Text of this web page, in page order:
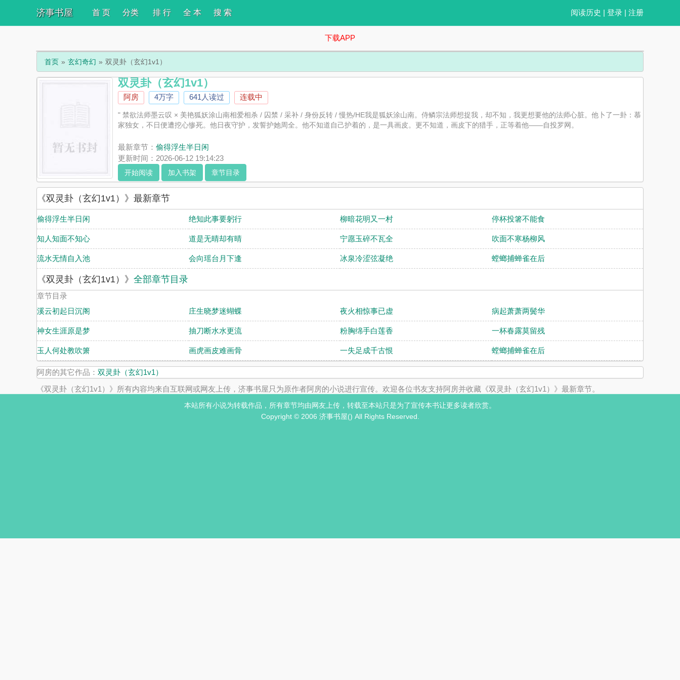
济事书屋 阅读历史 | 登录 | 注册
首 页 分类 排 行 全 本 搜 索
下载APP
首页 玄幻奇幻 双灵卦（玄幻1v1）
双灵卦（玄幻1v1）
阿房 4万字 641人读过 连载中
" 禁欲法师墨云叹 × 美艳狐妖涂山南相爱相杀 / 囚禁 / 采补 / 身份反转 / 慢热/HE我是狐妖涂山南。侍鳞宗法师想捉我，却不知，我更想要他的法师心脏。他卜了一卦：慕
家独女，不日便遭挖心惨死。他日夜守护，发誓护她周全。他不知道自己护着的，是一具画皮。更不知道，画皮下的猎手，正等着他——自投罗网。
最新章节： 偷得浮生半日闲
更新时间：2026-06-12 19:14:23
开始阅读 加入书架 章节目录
《双灵卦（玄幻1v1）》最新章节
偷得浮生半日闲 绝知此事要躬行 柳暗花明又一村 停杯投箸不能食
知人知面不知心 道是无晴却有晴 宁愿玉碎不瓦全 吹面不寒杨柳风
流水无情自入池 会向瑶台月下逢 冰泉冷涩弦凝绝 螳螂捕蝉雀在后
《双灵卦（玄幻1v1）》 全部章节目录
章节目录
溪云初起日沉阁
庄生晓梦迷蝴蝶 夜火相惊事已虚 病起萧萧两鬓华
神女生涯原是梦 抽刀断水水更流 粉胸绵手白莲香 一杯春露莫留残
玉人何处教吹箫 画虎画皮难画骨 一失足成千古恨 螳螂捕蝉雀在后
阿房的其它作品： 双灵卦（玄幻1v1）
《双灵卦（玄幻1v1）》所有内容均来自互联网或网友上传，济事书屋只为原作者阿房的小说进行宣传。欢迎各位书友支持阿房并收藏《双灵卦（玄幻1v1）》最新章节。
本站所有小说为转载作品，所有章节均由网友上传，转载至本站只是为了宣传本书让更多读者欣赏。
Copyright © 2006 济事书屋() All Rights Reserved.